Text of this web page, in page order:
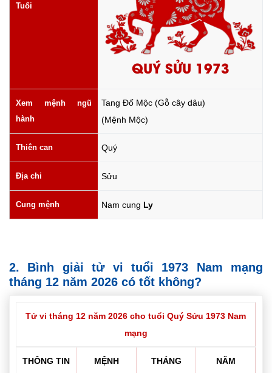
Tuổi
QUÝ SỬU 1973
Xem mệnh ngũ
hành
Tang Đố Mộc (Gỗ cây dâu)
(Mệnh Mộc)
Thiên can Quý
Địa chi Sửu
Cung mệnh Nam cung Ly
2. Bình giải tử vi tuổi 1973 Nam mạng
tháng 12 năm 2026 có tốt không?
Tử vi tháng 12 năm 2026 cho tuổi Quý Sửu 1973 Nam
mạng
THÔNG TIN MỆNH THÁNG NĂM